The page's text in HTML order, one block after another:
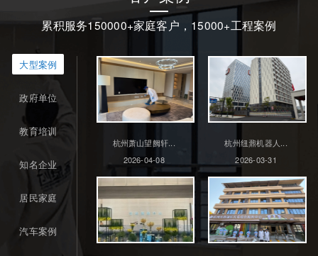
累积服务150000+家庭客户，15000+工程案例
大型案例
政府单位
教育培训
知名企业
居民家庭
汽车案例
杭州萧山望阙轩...
2026-04-08
杭州纽鼐机器人...
2026-03-31